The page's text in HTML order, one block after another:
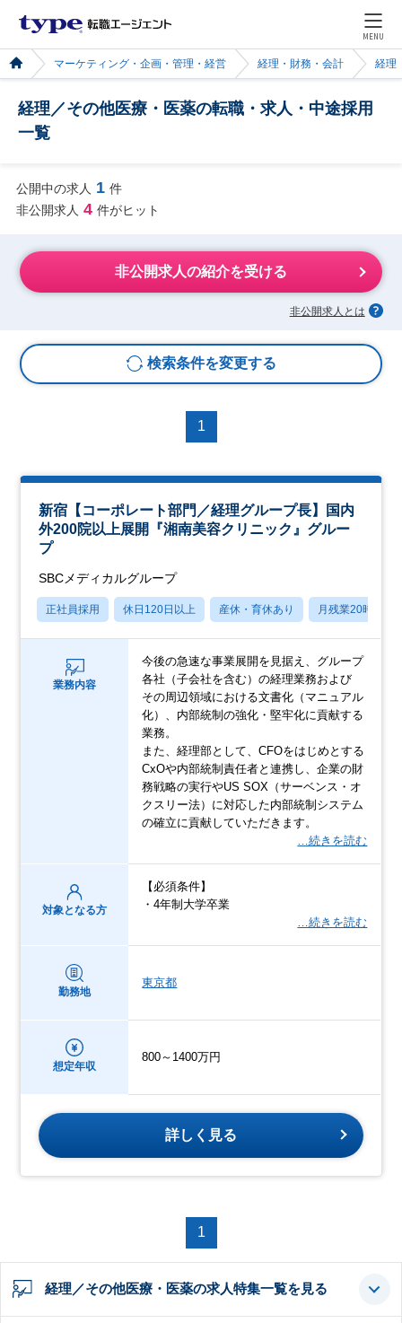
MENU
マーケティング・企画・管理・経営 経理・財務・会計 経理
経理／その他医療・医薬の転職・求人・中途採用
一覧
公開中の求人 1 件
非公開求人 4 件がヒット
非公開求人の紹介を受ける
非公開求人とは
検索条件を変更する
1
新宿【コーポレート部門／経理グループ長】国内
外200院以上展開『湘南美容クリニック』グルー
プ
SBCメディカルグループ
正社員採用 休日120日以上 産休・育休あり 月残業20時間以
業務内容
今後の急速な事業展開を見据え、グループ
各社（子会社を含む）の経理業務および
その周辺領域における文書化（マニュアル
化）、内部統制の強化・堅牢化に貢献する
業務。
また、経理部として、CFOをはじめとする
CxOや内部統制責任者と連携し、企業の財
務戦略の実行やUS SOX（サーベンス・オ
クスリー法）に対応した内部統制システム
の確立に貢献していただきます。
…続きを読む
対象となる方
【必須条件】
・4年制大学卒業
…続きを読む
勤務地
東京都
想定年収
800～1400万円
詳しく見る
1
経理／その他医療・医薬の求人特集一覧を見る